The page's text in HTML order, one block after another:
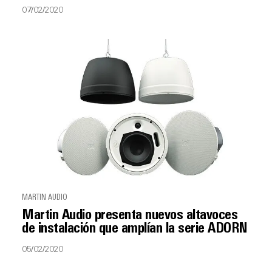
07/02/2020
MARTIN AUDIO
Martin Audio presenta nuevos altavoces
de instalación que amplían la serie ADORN
05/02/2020